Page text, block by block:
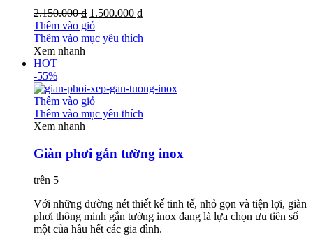
2.150.000 ₫ 1.500.000 ₫
Thêm vào giỏ
Thêm vào mục yêu thích
Xem nhanh
HOT
-55%
Thêm vào giỏ
Thêm vào mục yêu thích
Xem nhanh
Giàn phơi gắn tường inox
trên 5
Với những đường nét thiết kế tinh tế, nhỏ gọn và tiện lợi, giàn
phơi thông minh gắn tường inox đang là lựa chọn ưu tiên số
một của hầu hết các gia đình.